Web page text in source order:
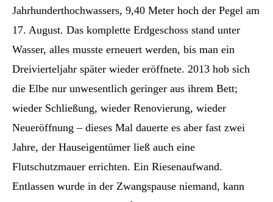
Jahrhunderthochwassers, 9,40 Meter hoch der Pegel am
17. August. Das komplette Erdgeschoss stand unter
Wasser, alles musste erneuert werden, bis man ein
Dreivierteljahr später wieder eröffnete. 2013 hob sich
die Elbe nur unwesentlich geringer aus ihrem Bett;
wieder Schließung, wieder Renovierung, wieder
Neueröffnung – dieses Mal dauerte es aber fast zwei
Jahre, der Hauseigentümer ließ auch eine
Flutschutzmauer errichten. Ein Riesenaufwand.
Entlassen wurde in der Zwangspause niemand, kann